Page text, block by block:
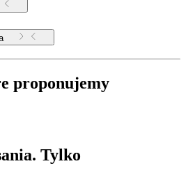
proponujemy
Tylko